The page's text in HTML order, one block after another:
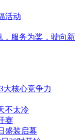
活动
，服务为桨，驶向新
大核心竞争力
不太冷
赛
盛装启幕